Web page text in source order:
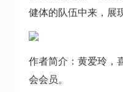
健体的队伍中来，展
作者简介：黄爱玲，
会会员。